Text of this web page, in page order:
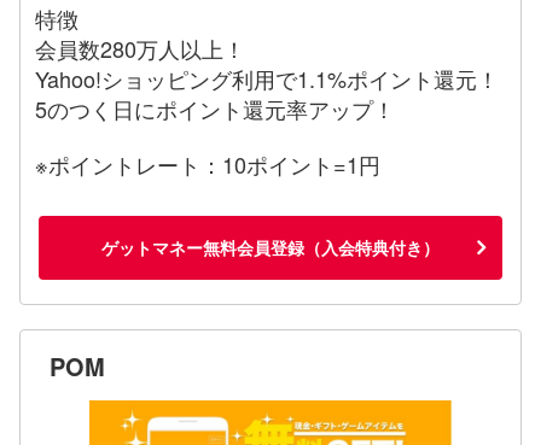
特徴
会員数280万人以上！
Yahoo!ショッピング利用で1.1%ポイント還元！
5のつく日にポイント還元率アップ！
※ポイントレート：10ポイント=1円
ゲットマネー無料会員登録（入会特典付き）
POM